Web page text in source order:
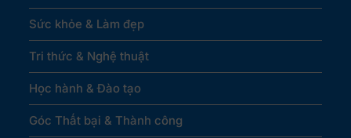
Sức khỏe & Làm đẹp
Tri thức & Nghệ thuật
Học hành & Đào tạo
Góc Thất bại & Thành công